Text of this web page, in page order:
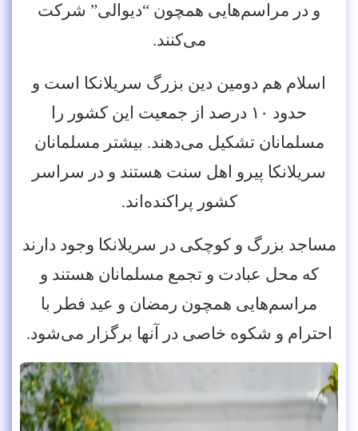
و در مراسم‌هایی همچون “دیوالی” شرکت
می‌کنند.
اسلام هم دومین دین بزرگ سریلانکا است و
حدود ۱۰ درصد از جمعیت این کشور را
مسلمانان تشکیل می‌دهند. بیشتر مسلمانان
سریلانکا پیرو اهل سنت هستند و در سراسر
کشور پراکنده‌اند.
مساجد بزرگ و کوچکی در سریلانکا وجود دارند
که محل عبادت و تجمع مسلمانان هستند و
مراسم‌هایی همچون رمضان و عید فطر با
احترام و شکوه خاصی در آنها برگزار می‌شود.